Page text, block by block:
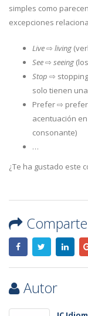
simples como
excepciones
Live⇨ living
See⇨ seeing
Stop ⇨
solo tienen
Prefer ⇨
acentuación
consonante)
…
¿Te ha gustado este
Autor